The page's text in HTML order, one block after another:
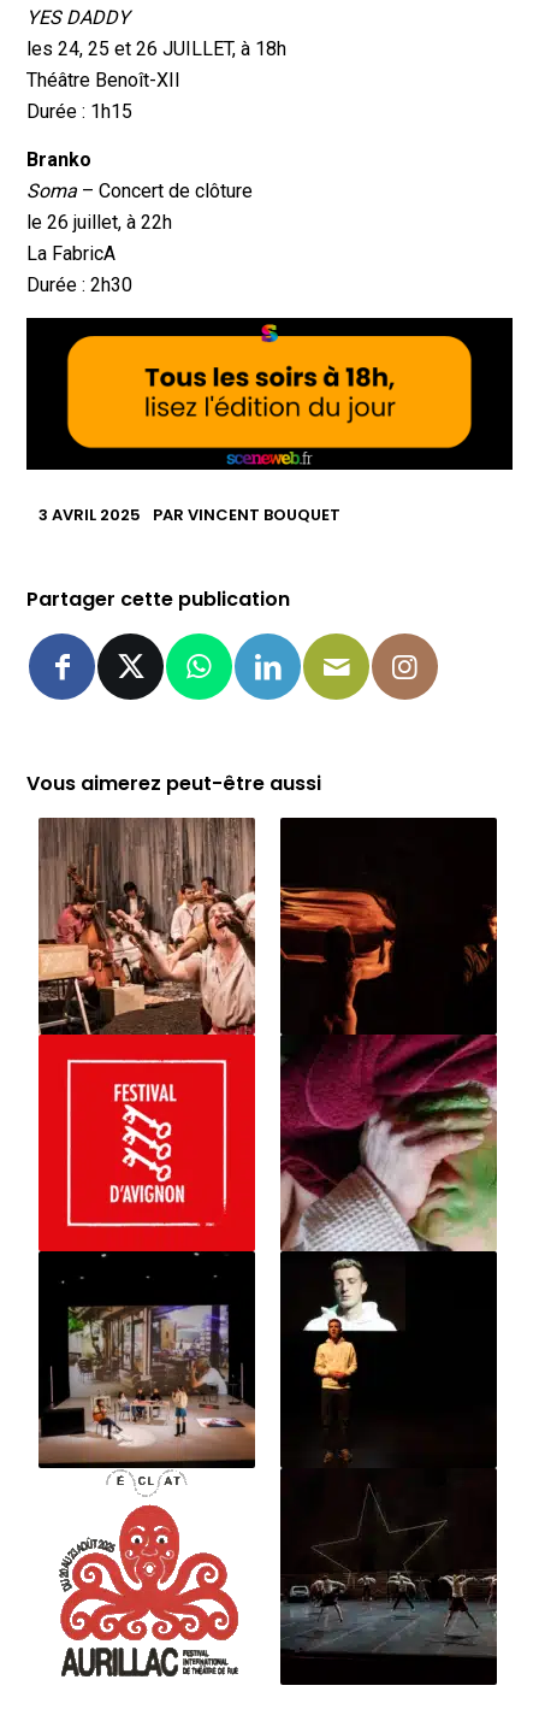
YES DADDY
les 24, 25 et 26 JUILLET, à 18h
Théâtre Benoît-XII
Durée : 1h15
Branko
Soma – Concert de clôture
le 26 juillet, à 22h
La FabricA
Durée : 2h30
3 AVRIL 2025 PARVINCENT BOUQUET
Partager cette publication
Vous aimerez peut-être aussi